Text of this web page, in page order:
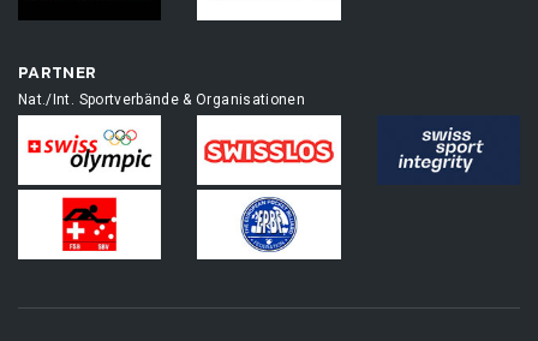
PARTNER
Nat./Int. Sportverbände & Organisationen